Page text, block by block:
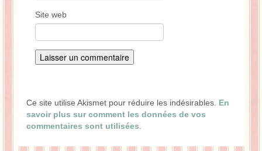
Site web
Ce site utilise Akismet pour réduire les indésirables. En
savoir plus sur comment les données de vos
commentaires sont utilisées